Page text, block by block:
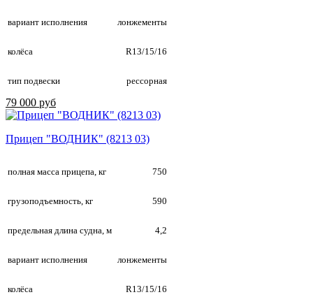
вариант исполнения лонжементы
колёса R13/15/16
тип подвески рессорная
79 000 руб
Прицеп "ВОДНИК" (8213 03)
полная масса прицепа, кг 750
грузоподъемность, кг 590
предельная длина судна, м 4,2
вариант исполнения лонжементы
колёса R13/15/16